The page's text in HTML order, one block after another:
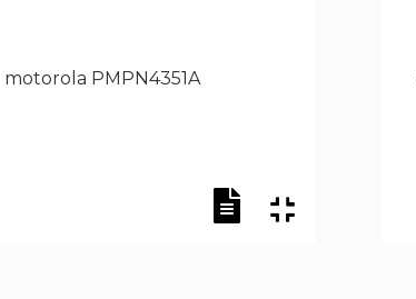
motorola PMPN4351A